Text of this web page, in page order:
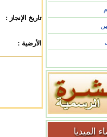
الميديا
تاريخ الإنجاز :
الأرضية :